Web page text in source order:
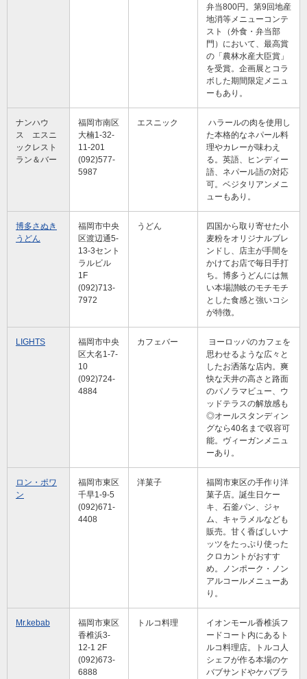
弁当800円。第9回地産
地消等メニューコンテ
スト（外食・弁当部
門）において、最高賞
の「農林水産大臣賞」
を受賞。企画展とコラ
ボした期間限定メニュ
ーもあり。
ナンハウ
ス エスニ
ックレスト
ラン＆バー
福岡市南区
大楠1-32-
11-201
(092)577-
5987
エスニック
ハラールの肉を使用し
た本格的なネパール料
理やカレーが味わえ
る。英語、ヒンディー
語、ネパール語の対応
可。ベジタリアンメニ
ューもあり。
博多さぬき
うどん
福岡市中央
区渡辺通5-
13-3セント
ラルビル
1F
(092)713-
7972
うどん
四国から取り寄せた小
麦粉をオリジナルブレ
ンドし、店主が手間を
かけてお店で毎日手打
ち。博多うどんには無
い本場讃岐のモチモチ
とした食感と強いコシ
が特徴。
LIGHTS
福岡市中央
区大名1-7-
10
(092)724-
4884
カフェバー
ヨーロッパのカフェを
思わせるような広々と
したお洒落な店内。爽
快な天井の高さと路面
のパノラマビュー、ウ
ッドテラスの解放感も
◎オールスタンディン
グなら40名まで収容可
能。ヴィーガンメニュ
ーあり。
ロン・ポワ
ン
福岡市東区
千早1-9-5
(092)671-
4408
洋菓子
福岡市東区の手作り洋
菓子店。誕生日ケー
キ、石釜パン、ジャ
ム、キャラメルなども
販売。 甘く香ばしいナ
ッツをたっぷり使った
クロカントがおすす
め。ノンポーク・ノン
アルコールメニューあ
り。
Mr.kebab
福岡市東区
香椎浜3-
12-1 2F
(092)673-
6888
トルコ料理
イオンモール香椎浜フ
ードコート内にあるト
ルコ料理店。トルコ人
シェフが作る本場のケ
バブサンドやケバブラ